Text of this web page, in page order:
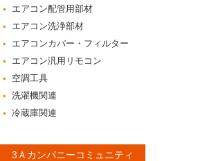
エアコン配管用部材
エアコン洗浄部材
エアコンカバー・フィルター
エアコン汎用リモコン
空調工具
洗濯機関連
冷蔵庫関連
3Ａカンパニーコミュニティ